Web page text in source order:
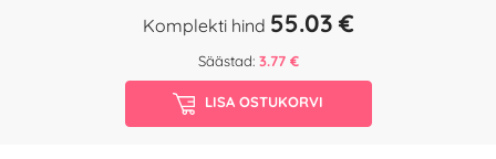
Komplekti hind 55.03 €
Säästad: 3.77 €
LISA OSTUKORVI